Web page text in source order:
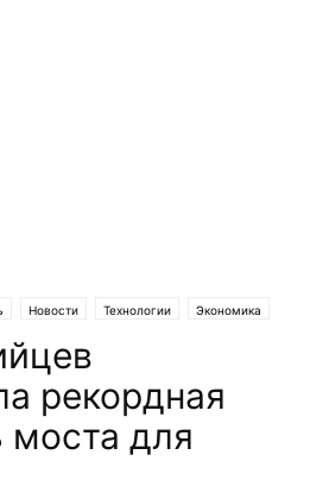
Новости Технологии Экономика
рекордная
моста для